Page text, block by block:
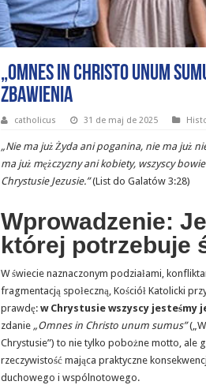
„Omnes in Christo unum
zbawienia
catholicus 31 de maj de 2025
„Nie ma już Żyda ani poganina, nie ma już
ma już mężczyzny ani kobiety, wszyscy
Chrystusie Jezusie.”(List do Galatów 3:28)
Wprowadzenie:
której potrzebuje
W świecie naznaczonym podziałami,
fragmentacją społeczną, Kościół Katolicki
prawdę: w Chrystusie wszyscy jesteśmy
zdanie „Omnes in Christo unum sumus”
Chrystusie”) to nie tylko pobożne motto, ale
rzeczywistość mająca praktyczne
duchowego i wspólnotowego.